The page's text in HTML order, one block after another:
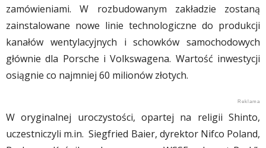
zamówieniami. W rozbudowanym zakładzie zostaną
zainstalowane nowe linie technologiczne do produkcji
kanałów wentylacyjnych i schowków samochodowych
głównie dla Porsche i Volkswagena. Wartość inwestycji
osiągnie co najmniej 60 milionów złotych.
W oryginalnej uroczystości, opartej na religii Shinto,
uczestniczyli m.in. Siegfried Baier, dyrektor Nifco Poland,